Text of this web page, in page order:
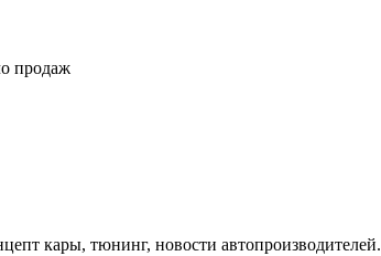
продаж
кары, тюнинг, новости автопроизводителей.